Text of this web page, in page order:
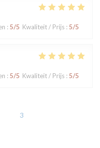
: 5/5 Kwaliteit / Prijs : 5/5
: 5/5 Kwaliteit / Prijs : 5/5
3